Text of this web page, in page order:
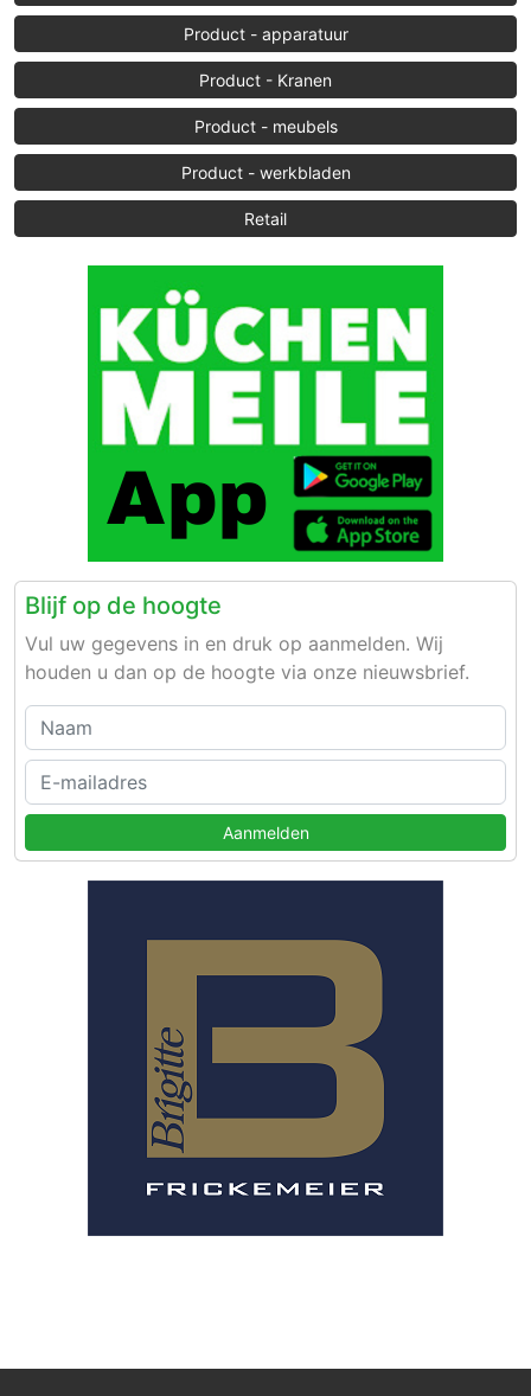
Product - apparatuur
Product - Kranen
Product - meubels
Product - werkbladen
Retail
Blijf op de hoogte
Vul uw gegevens in en druk op aanmelden. Wij
houden u dan op de hoogte via onze nieuwsbrief.
Aanmelden